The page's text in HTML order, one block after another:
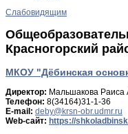
Слабовидящим
Красногорский
МКОУ "Дёбинская
Директор: Мальшакова Раиса
Телефон: 8(34164)31-1-36
E-mail:
Web-сайт: https://